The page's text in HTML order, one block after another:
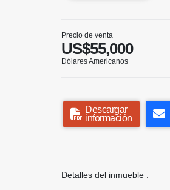
Precio de venta
US$55,000
Dólares Americanos
Descargar
información
Detalles del inmueble :